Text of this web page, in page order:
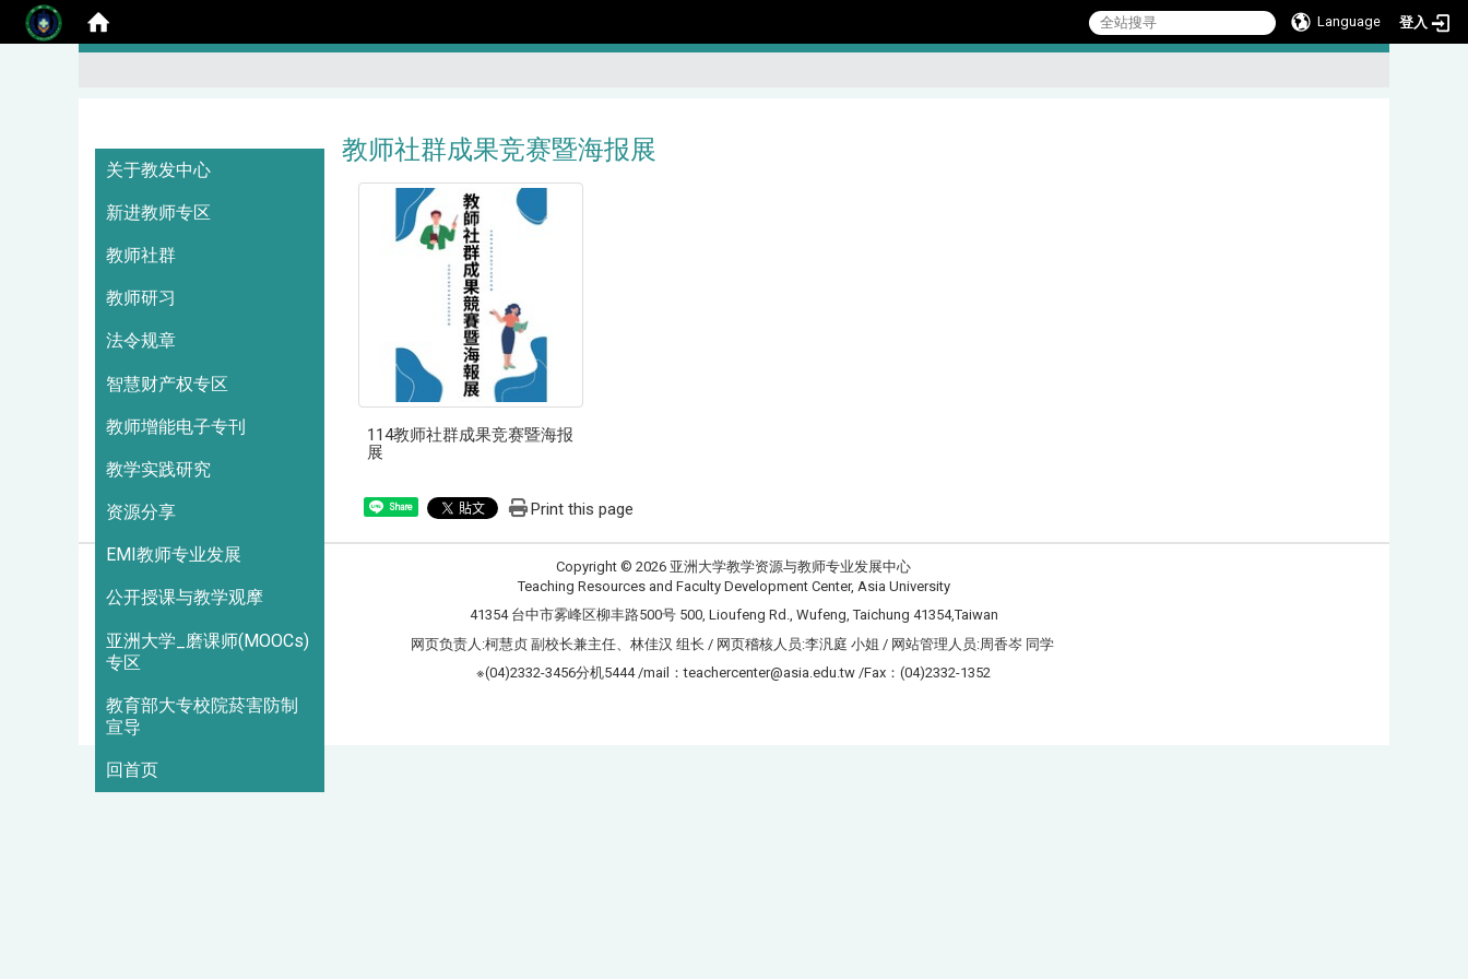
Language 登入
关于教发中心
新进教师专区
教师社群
教师研习
法令规章
智慧财产权专区
教师增能电子专刊
教学实践研究
资源分享
EMI教师专业发展
公开授课与教学观摩
亚洲大学_磨课师(MOOCs)
专区
教育部大专校院菸害防制
宣导
回首页
教师社群成果竞赛暨海报展
114教师社群成果竞赛暨海报
展
Share Print this page
Copyright © 2026 亚洲大学教学资源与教师专业发展中心
Teaching Resources and Faculty Development Center, Asia University
41354 台中市雾峰区柳丰路500号 500, Lioufeng Rd., Wufeng, Taichung 41354,Taiwan
网页负责人:柯慧贞 副校长兼主任、林佳汉 组长 / 网页稽核人员:李汎庭 小姐 / 网站管理人员:周香岑 同学
※(04)2332-3456分机5444 /mail：teachercenter@asia.edu.tw /Fax：(04)2332-1352